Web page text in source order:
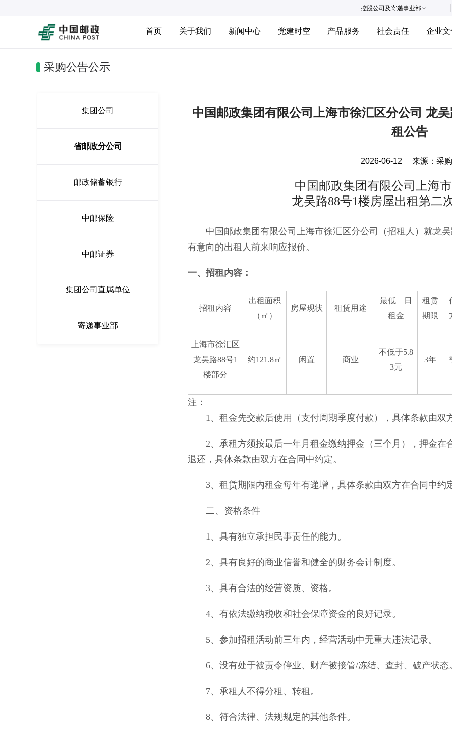
控股公司及寄递事业部
首页 关于我们 新闻中心 党建时空 产品服务 社会责任 企业文
采购公告公示
集团公司
省邮政分公司
邮政储蓄银行
中邮保险
中邮证券
集团公司直属单位
寄递事业部
中国邮政集团有限公司上海市徐汇区分公司 龙
租公告
2026-06-12 来源： 采
中国邮政集团有限公司上海
龙吴路88号1楼房屋出租第二
中国邮政集团有限公司上海市徐汇区分公司（招租人）就龙
有意向的出租人前来响应报价。
一、 招租内容：
招租内容
出租面积
（㎡）
房屋现状 租赁用途
最低
日
租金
租赁
期限
上海市徐汇区
龙吴路88号1
楼部分
约121.8㎡ 闲置 商业
不低于5.8
3元
3年
注：
1、租金先交款后使用（支付周期季度付款），具体条款由双
2、承租方须按最后一年月租金缴纳押金（三个月），押金在
退还，具体条款由双方在合同中约定。
3、租赁期限内租金每年有递增，具体条款由双方在合同中约
二、资格条件
1、具有独立承担民事责任的能力。
2、具有良好的商业信誉和健全的财务会计制度。
3、具有合法的经营资质、资格。
4、有依法缴纳税收和社会保障资金的良好记录。
5、参加招租活动前三年内，经营活动中无重大违法记录。
6、没有处于被责令停业、财产被接管/冻结、查封、破产状态
7、承租人不得分租、转租。
8、符合法律、法规规定的其他条件。